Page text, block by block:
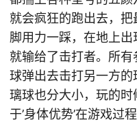
就会疯狂的跑出去，
脚用力一踩，在地上
就输给了击打者。所
球弹出去击打另一方
璃球也分大小，玩的
于’身体优势’在游戏过